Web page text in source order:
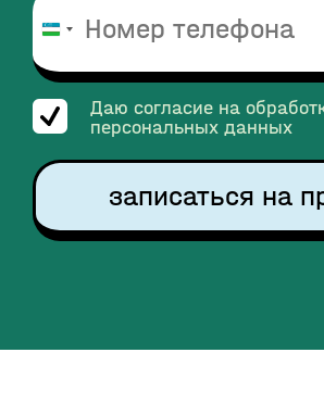
Узбекистан
Даю согласие на
персональных данных
записаться на